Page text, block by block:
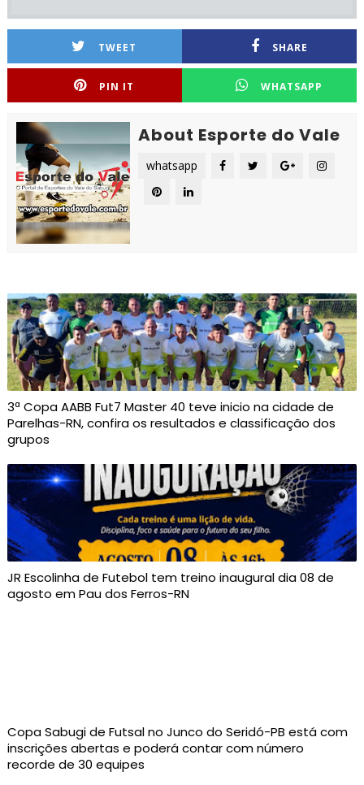
TWEET SHARE
PIN IT WHATSAPP
About Esporte do Vale
whatsapp
3ª Copa AABB Fut7 Master 40 teve inicio na cidade de
Parelhas-RN, confira os resultados e classificação dos
grupos
JR Escolinha de Futebol tem treino inaugural dia 08 de
agosto em Pau dos Ferros-RN
Copa Sabugi de Futsal no Junco do Seridó-PB está com
inscrições abertas e poderá contar com número
recorde de 30 equipes